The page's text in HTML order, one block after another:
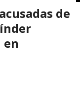
de
en